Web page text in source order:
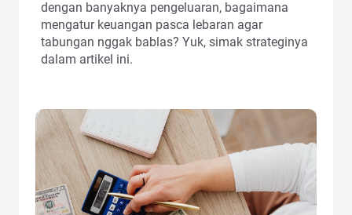
dengan banyaknya pengeluaran, bagaimana
mengatur keuangan pasca lebaran agar
tabungan nggak bablas? Yuk, simak strateginya
dalam artikel ini.